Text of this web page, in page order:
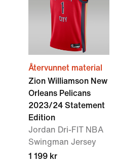
Återvunnet material
Zion Williamson New
Orleans Pelicans
2023/24 Statement
Edition
Jordan Dri-FIT NBA
Swingman Jersey
1 199 kr